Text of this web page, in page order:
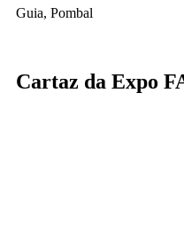
Guia, Pombal
Cartaz da Expo